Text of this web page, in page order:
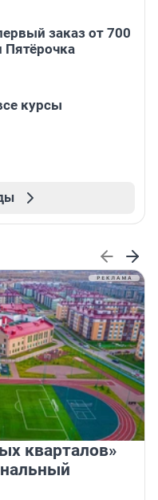
заказ от 700
курсы
кварталов»